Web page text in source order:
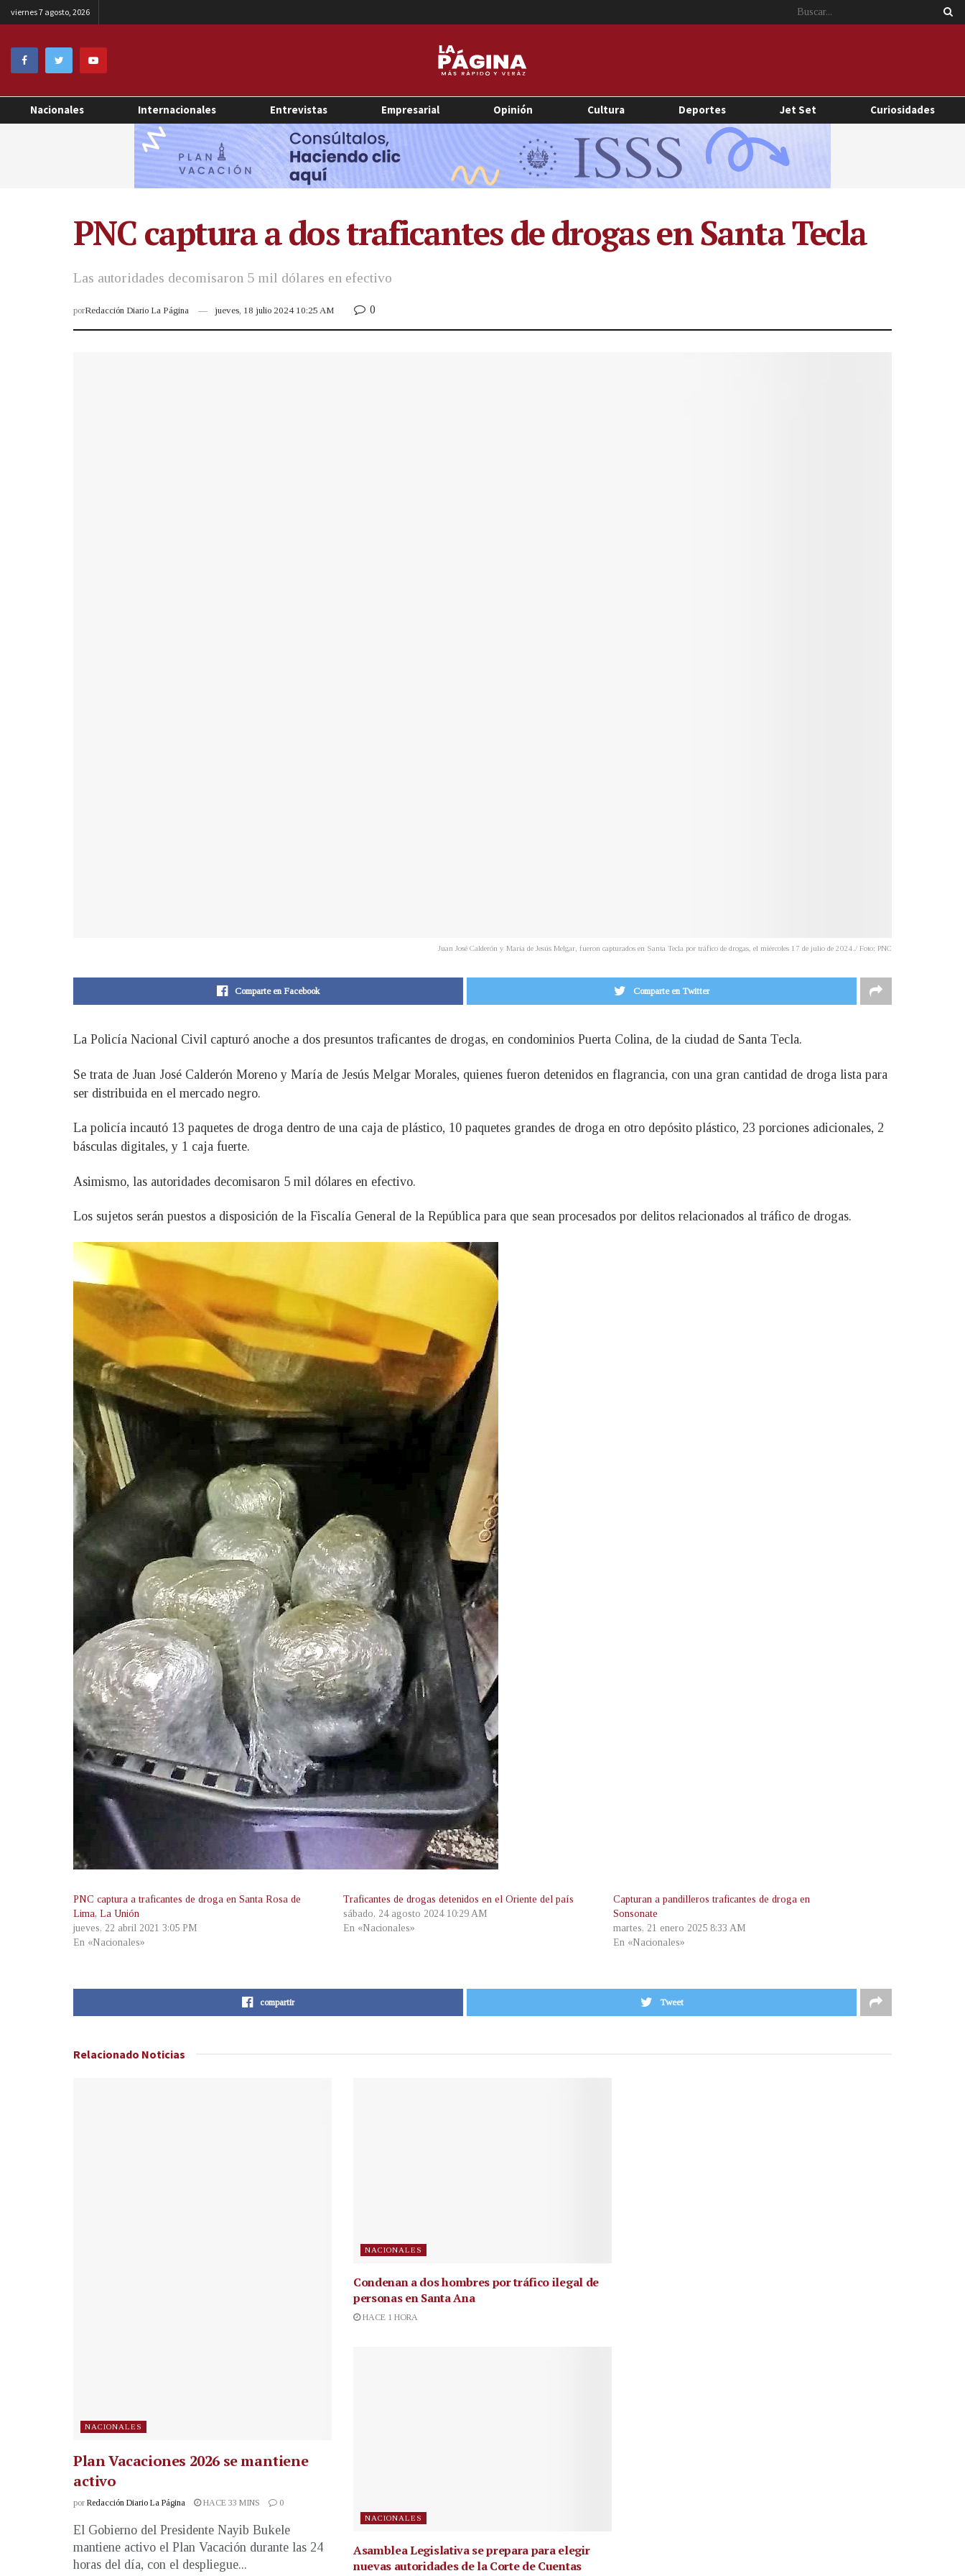
viernes 7 agosto, 2026
Nacionales Internacionales Entrevistas Empresarial Opinión Cultura Deportes Jet Set Curiosidades
PNC captura a dos traficantes de drogas en Santa Tecla
Las autoridades decomisaron 5 mil dólares en efectivo
porRedacción Diario La Página jueves, 18 julio 2024 10:25 AM 0
Juan José Calderón y María de Jesús Melgar, fueron capturados en Santa Tecla por tráfico de drogas, el miércoles 17 de julio de 2024./ Foto: PNC
Comparte en Facebook Comparte en Twitter
La Policía Nacional Civil capturó anoche a dos presuntos traficantes de drogas, en condominios Puerta Colina, de la ciudad de Santa Tecla.
Se trata de Juan José Calderón Moreno y María de Jesús Melgar Morales, quienes fueron detenidos en flagrancia, con una gran cantidad de droga lista para
ser distribuida en el mercado negro.
La policía incautó 13 paquetes de droga dentro de una caja de plástico, 10 paquetes grandes de droga en otro depósito plástico, 23 porciones adicionales, 2
básculas digitales, y 1 caja fuerte.
Asimismo, las autoridades decomisaron 5 mil dólares en efectivo.
Los sujetos serán puestos a disposición de la Fiscalía General de la República para que sean procesados por delitos relacionados al tráfico de drogas.
PNC captura a traficantes de droga en Santa Rosa de
Lima, La Unión
jueves, 22 abril 2021 3:05 PM
En «Nacionales»
Traficantes de drogas detenidos en el Oriente del país
sábado, 24 agosto 2024 10:29 AM
En «Nacionales»
Capturan a pandilleros traficantes de droga en
Sonsonate
martes, 21 enero 2025 8:33 AM
En «Nacionales»
compartir Tweet
Relacionado Noticias
NACIONALES
Plan Vacaciones 2026 se mantiene
activo
por Redacción Diario La Página HACE 33 MINS 0
El Gobierno del Presidente Nayib Bukele
mantiene activo el Plan Vacación durante las 24
horas del día, con el despliegue...
NACIONALES
Condenan a dos hombres por tráfico ilegal de
personas en Santa Ana
HACE 1 HORA
NACIONALES
Asamblea Legislativa se prepara para elegir
nuevas autoridades de la Corte de Cuentas